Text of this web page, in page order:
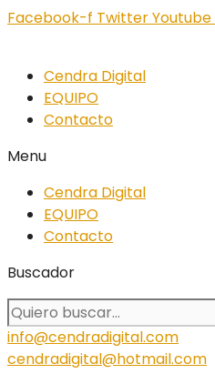
Facebook-f TwitterYoutube
Cendra Digital
EQUIPO
Contacto
Menu
Cendra Digital
EQUIPO
Contacto
Buscador
info@cendradigital.com
cendradigital@hotmail.com